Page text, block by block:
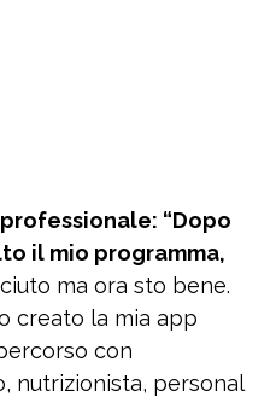
“Dopo
il mio programma,
ma ora sto bene.
creato la mia app
con
nutrizionista, personal